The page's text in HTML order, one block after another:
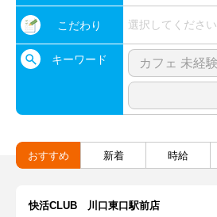
こだわり 選択してください
キーワード
おすすめ 新着 時給
快活CLUB 川口東口駅前店